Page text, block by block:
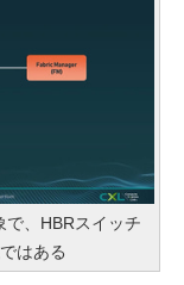
で、HBRスイッチ
はある